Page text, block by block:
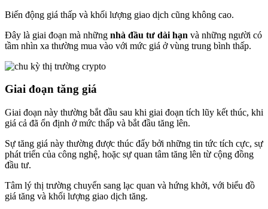
Biến động giá thấp và khối lượng giao dịch cũng không cao.
Đây là giai đoạn mà những nhà đầu tư dài hạn và những người có
tầm nhìn xa thường mua vào với mức giá ở vùng trung bình thấp.
Giai đoạn tăng giá
Giai đoạn này thường bắt đầu sau khi giai đoạn tích lũy kết thúc, khi
giá cả đã ổn định ở mức thấp và bắt đầu tăng lên.
Sự tăng giá này thường được thúc đẩy bởi những tin tức tích cực, sự
phát triển của công nghệ, hoặc sự quan tâm tăng lên từ cộng đồng
đầu tư.
Tâm lý thị trường chuyển sang lạc quan và hứng khởi, với biểu đồ
giá tăng và khối lượng giao dịch tăng.